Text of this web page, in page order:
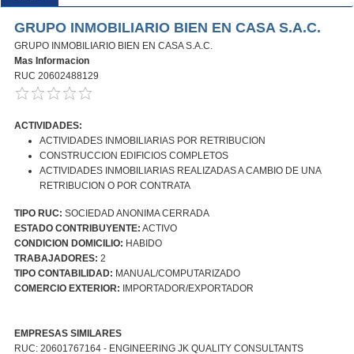
GRUPO INMOBILIARIO BIEN EN CASA S.A.C.
GRUPO INMOBILIARIO BIEN EN CASA S.A.C.
Mas Informacion
RUC 20602488129
ACTIVIDADES:
ACTIVIDADES INMOBILIARIAS POR RETRIBUCION
CONSTRUCCION EDIFICIOS COMPLETOS
ACTIVIDADES INMOBILIARIAS REALIZADAS A CAMBIO DE UNA
RETRIBUCION O POR CONTRATA
TIPO RUC: SOCIEDAD ANONIMA CERRADA
ESTADO CONTRIBUYENTE: ACTIVO
CONDICION DOMICILIO: HABIDO
TRABAJADORES: 2
TIPO CONTABILIDAD: MANUAL/COMPUTARIZADO
COMERCIO EXTERIOR: IMPORTADOR/EXPORTADOR
EMPRESAS SIMILARES
RUC: 20601767164 - ENGINEERING JK QUALITY CONSULTANTS